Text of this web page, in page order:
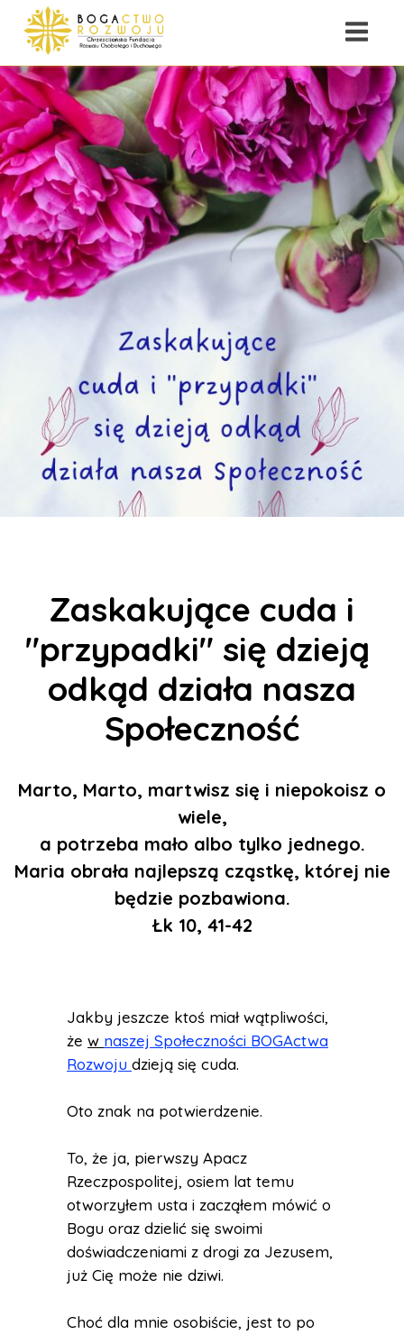
Zaskakujące cuda i
"przypadki" się dzieją
odkąd działa nasza
Społeczność
Marto, Marto, martwisz się i niepokoisz o
wiele,
a potrzeba mało albo tylko jednego.
Maria obrała najlepszą cząstkę, której nie
będzie pozbawiona.
Łk 10, 41-42
Jakby jeszcze ktoś miał wątpliwości,
że w naszej Społeczności BOGActwa
Rozwoju dzieją się cuda.
Oto znak na potwierdzenie.
To, że ja, pierwszy Apacz
Rzeczpospolitej, osiem lat temu
otworzyłem usta i zacząłem mówić o
Bogu oraz dzielić się swoimi
doświadczeniami z drogi za Jezusem,
już Cię może nie dziwi.
Choć dla mnie osobiście, jest to po